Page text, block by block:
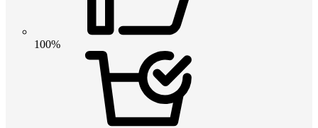
100%